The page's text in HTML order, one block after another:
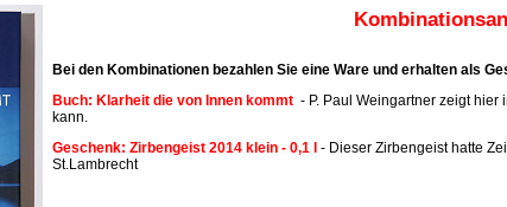
Bei den Kombinationen bezahlen Sie eine Ware und erhalten als
Buch: Klarheit die von Innen kommt - P. Paul Weingartner zeigt
kann.
Geschenk: Zirbengeist 2014 klein - 0,1 l - Dieser Zirbengeist hatte
St.Lambrecht